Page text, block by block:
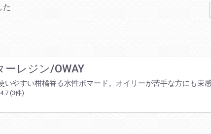
た
ーレジン/OWAY
いやすい柑橘香る水性ポマード。オイリーが苦手な方にも束
4.7 (3件)